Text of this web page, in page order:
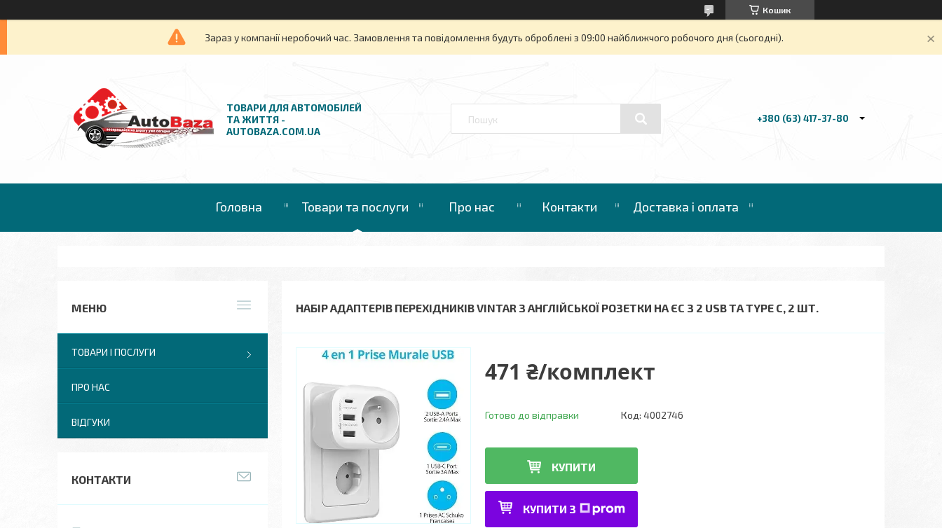
Кошик
Зараз у компанії неробочий час. Замовлення та повідомлення будуть оброблені з 09:00 найближчого робочого дня (сьогодні).
ТОВАРИ ДЛЯ АВТОМОБІЛЕЙ
ТА ЖИТТЯ -
AUTOBAZA.COM.UA
+380 (63) 417-37-80
Головна Товари та послуги Про нас Контакти Доставка і оплата
НАБІР АДАПТЕРІВ ПЕРЕХІДНИКІВ VINTAR З АНГЛІЙСЬКОЇ РОЗЕТКИ НА ЄС З 2 USB ТА TYPE C, 2 ШТ.
471 ₴/комплект
Готово до відправки Код: 4002746
КУПИТИ
КУПИТИ З
ТОВАРИ І ПОСЛУГИ
ПРО НАС
ВІДГУКИ
КОНТАКТИ